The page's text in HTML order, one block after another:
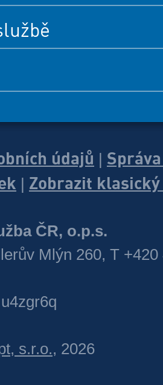
údajů
Zobrazit
ČR, o.p.s.
Mlýn 260, T +420
s.r.o., 2026